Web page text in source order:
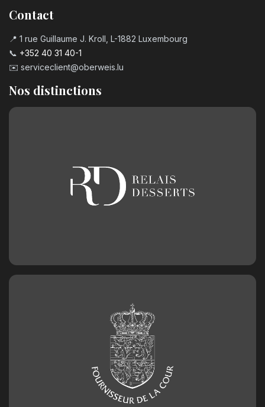
Contact
📍 1 rue Guillaume J. Kroll, L-1882 Luxembourg
📞 +352 40 31 40-1
✉️ serviceclient@oberweis.lu
Nos distinctions